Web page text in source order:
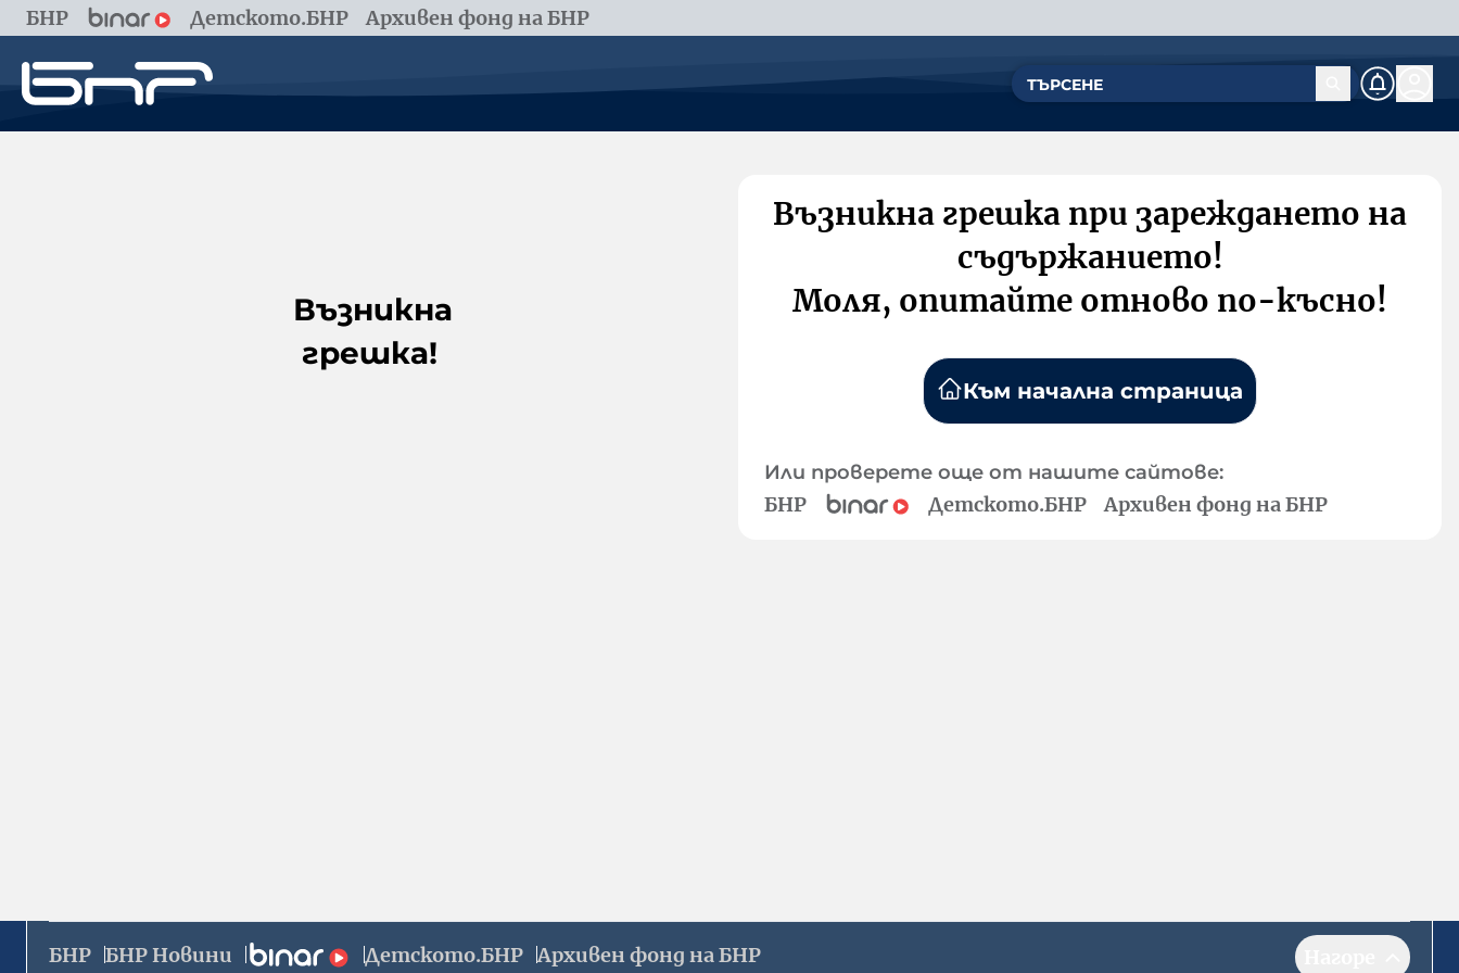
БНР Детското.БНР Архивен фонд на БНР
Възникна
грешка!
Възникна грешка при зареждането на
съдържанието!
Моля, опитайте отново по-късно!
Към начална страница
Или проверете още от нашите сайтове:
БНР Детското.БНР Архивен фонд на БНР
БНР БНР Новини Детското.БНР Архивен фонд на БНР